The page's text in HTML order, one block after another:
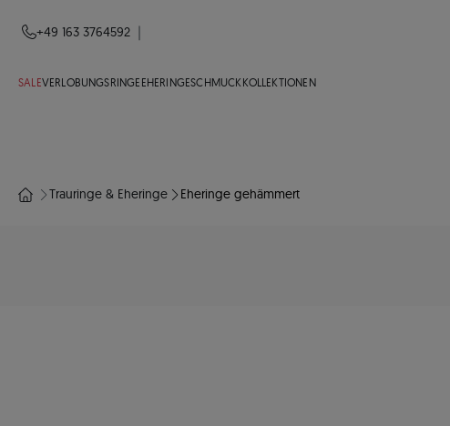
+49 163 3764592
SALEVERLOBUNGSRINGE EHERINGESCHMUCKKOLLEKTIONEN
Trauringe & Eheringe Eheringe gehämmert